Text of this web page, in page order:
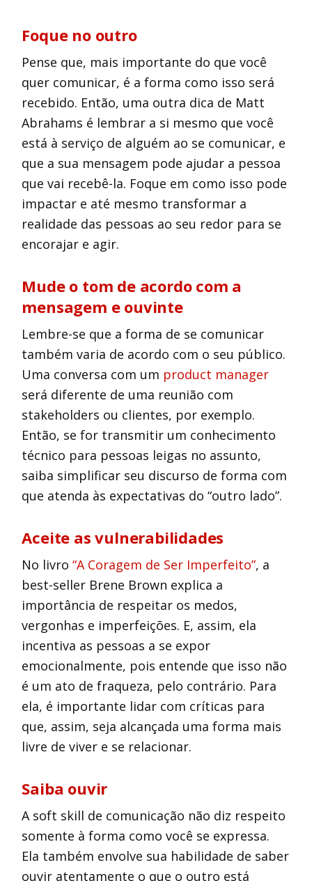
Foque no outro
Pense que, mais importante do que você
quer comunicar, é a forma como isso será
recebido. Então, uma outra dica de Matt
Abrahams é lembrar a si mesmo que você
está à serviço de alguém ao se comunicar, e
que a sua mensagem pode ajudar a pessoa
que vai recebê-la. Foque em como isso pode
impactar e até mesmo transformar a
realidade das pessoas ao seu redor para se
encorajar e agir.
Mude o tom de acordo com a
mensagem e ouvinte
Lembre-se que a forma de se comunicar
também varia de acordo com o seu público.
Uma conversa com um product manager
será diferente de uma reunião com
stakeholders ou clientes, por exemplo.
Então, se for transmitir um conhecimento
técnico para pessoas leigas no assunto,
saiba simplificar seu discurso de forma com
que atenda às expectativas do “outro lado”.
Aceite as vulnerabilidades
No livro “A Coragem de Ser Imperfeito”, a
best-seller Brene Brown explica a
importância de respeitar os medos,
vergonhas e imperfeições. E, assim, ela
incentiva as pessoas a se expor
emocionalmente, pois entende que isso não
é um ato de fraqueza, pelo contrário. Para
ela, é importante lidar com críticas para
que, assim, seja alcançada uma forma mais
livre de viver e se relacionar.
Saiba ouvir
A soft skill de comunicação não diz respeito
somente à forma como você se expressa.
Ela também envolve sua habilidade de saber
ouvir atentamente o que o outro está